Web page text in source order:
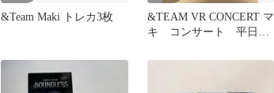
&Team Maki トレカ3枚
&TEAM VR CONCERT マ
キ コンサート 平日入